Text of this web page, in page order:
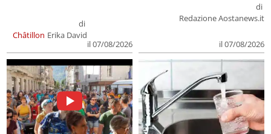
Châtillon
di
Erika David
il 07/08/2026
di
Redazione Aostanews.it
il 07/08/2026